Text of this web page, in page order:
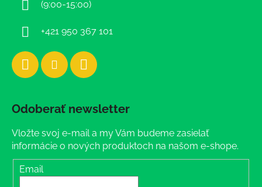
(9:00-15:00)
+421 950 367 101
Odoberať newsletter
Vložte svoj e-mail a my Vám budeme zasielať
informácie o nových produktoch na našom e-shope.
Email